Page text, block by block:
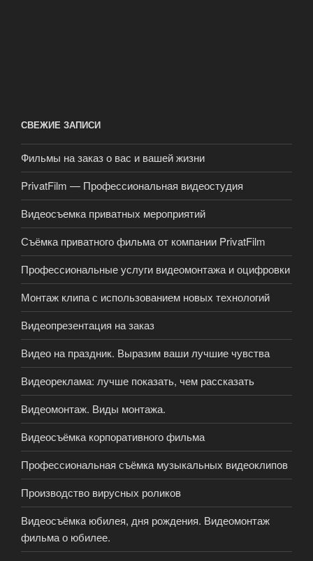
СВЕЖИЕ ЗАПИСИ
Фильмы на заказ о вас и вашей жизни
PrivatFilm — Профессиональная видеостудия
Видеосъемка приватных мероприятий
Съёмка приватного фильма от компании PrivatFilm
Профессиональные услуги видеомонтажа и оцифровки
Монтаж клипа с использованием новых технологий
Видеопрезентация на заказ
Видео на праздник. Выразим ваши лучшие чувства
Видеореклама: лучше показать, чем рассказать
Видеомонтаж. Виды монтажа.
Видеосъёмка корпоративного фильма
Профессиональная съёмка музыкальных видеоклипов
Производство вирусных роликов
Видеосъёмка юбилея, дня рождения. Видеомонтаж
фильма о юбилее.